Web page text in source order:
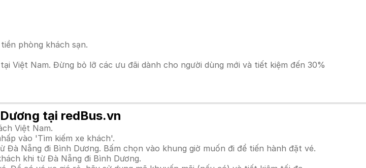
phòng khách sạn.
Việt Nam. Đừng bỏ lỡ các ưu đãi dành cho người dùng mới và tiết kiệm đến 30%
tại redBus.vn
Việt Nam.
vào 'Tìm kiếm xe khách'.
Nẵng đi Bình Dương. Bấm chọn vào khung giờ muốn đi để tiến hành đặt vé.
khi từ Đà Nẵng đi Bình Dương.